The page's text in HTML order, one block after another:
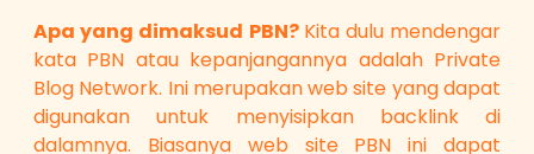
Apa yang dimaksud PBN? Kita dulu mendengar
kata PBN atau kepanjangannya adalah Private
Blog Network. Ini merupakan web site yang dapat
digunakan untuk menyisipkan backlink di
dalamnya. Biasanya web site PBN ini dapat